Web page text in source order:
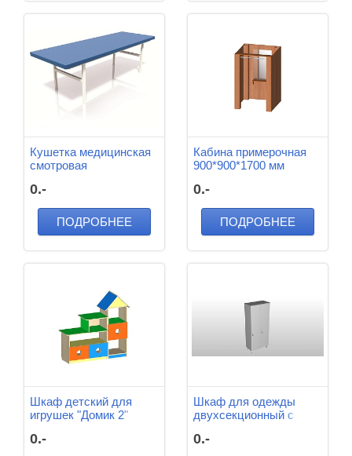
Кушетка медицинская
смотровая
0.-
ПОДРОБНЕЕ
Кабина примерочная
900*900*1700 мм
0.-
ПОДРОБНЕЕ
Шкаф детский для
игрушек "Домик 2"
0.-
Шкаф для одежды
двухсекционный с
мм ЛДСП
0.-